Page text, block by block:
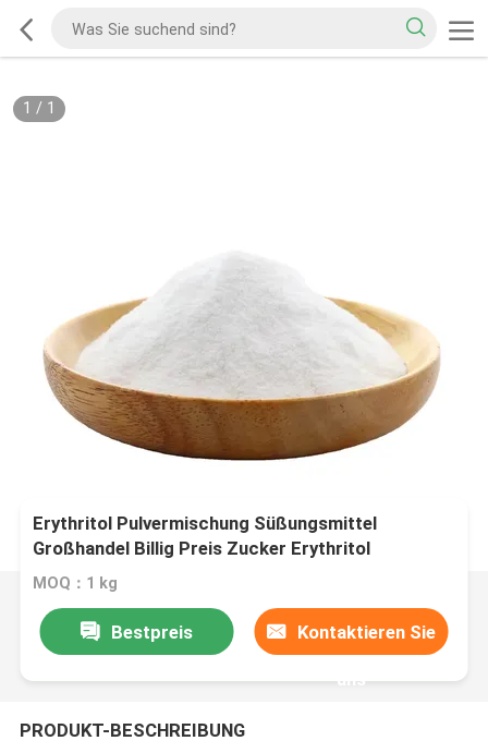
1 / 1
Erythritol Pulvermischung Süßungsmittel
Großhandel Billig Preis Zucker Erythritol
MOQ：1 kg
Bestpreis Kontaktieren Sie
uns
PRODUKT-BESCHREIBUNG